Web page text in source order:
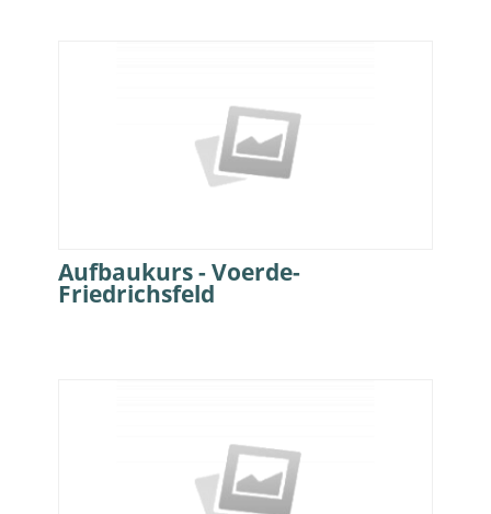
Aufbaukurs - Voerde-
Friedrichsfeld